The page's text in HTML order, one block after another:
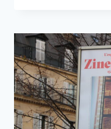
AU
JEU
DE